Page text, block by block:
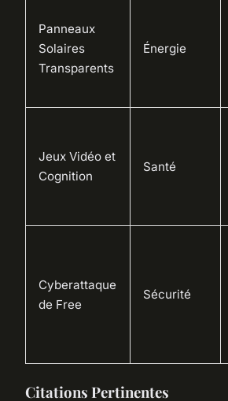
Panneaux
Solaires
Transparents
Énergie
Jeux Vidéo et
Cognition
Santé
Cyberattaque
de Free
Sécurité
Citations Pertinentes